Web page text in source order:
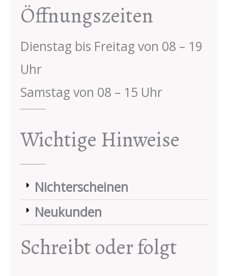
Öffnungszeiten
Dienstag bis Freitag von 08 – 19
Uhr
Samstag von 08 – 15 Uhr
Wichtige Hinweise
Nichterscheinen
Neukunden
Schreibt oder folgt